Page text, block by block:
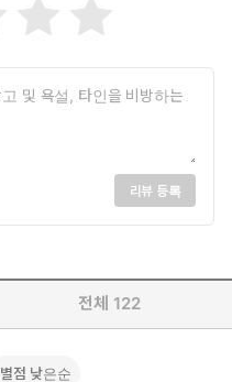
리뷰 등록
전체 122
별점 낮은순